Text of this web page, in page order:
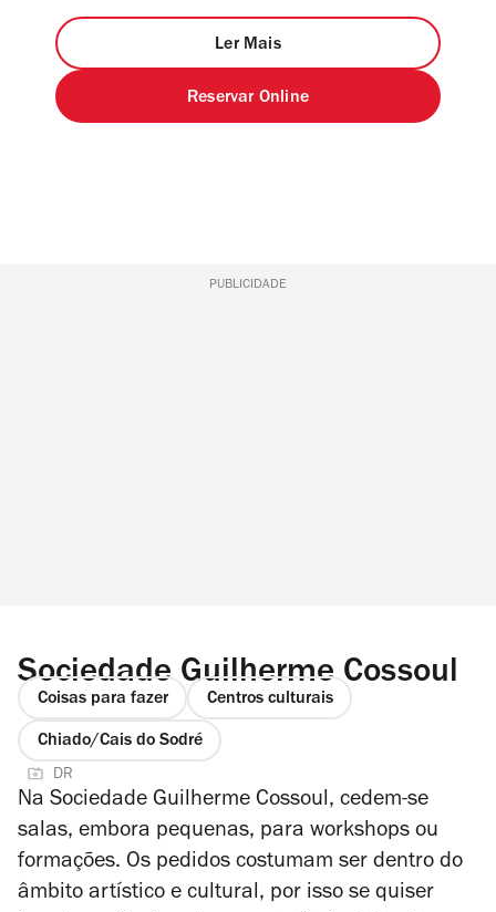
Ler Mais
Reservar Online
PUBLICIDADE
Sociedade Guilherme Cossoul
Coisas para fazer Centros culturais
Chiado/Cais do Sodré
DR
Na Sociedade Guilherme Cossoul, cedem-se
salas, embora pequenas, para workshops ou
formações. Os pedidos costumam ser dentro do
âmbito artístico e cultural, por isso se quiser